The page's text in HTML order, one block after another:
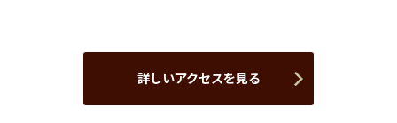
詳しいアクセスを見る